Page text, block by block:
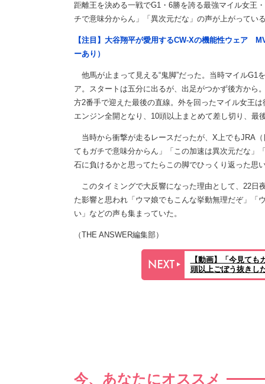
距離王を決める一戦でG1・6勝を誇る最強マイル女王
チで意味分からん」「異次元だな」の声が上がってい
【注目】大谷翔平が愛用するCW-Xの機能性ウェア
ーあり）
他馬が止まって見える“鬼脚”だった。当時マイルG1
ア。スタートは五分に出るが、出足がつかず後方から
方2番手で迎えた最後の直線。外を回ったマイル女王
エンジン全開となり、10頭以上まとめて差し切り、最
当時から衝撃が走るレースだったが、X上でもJRA
てもガチで意味分からん」「この加速は異次元だな
石に負けるかと思ってたらこの脚でひっくり返った思
このタイミングで大反響になった理由として、22日
た影響と思われ「ウマ娘でもこんな挙動無理だぞ」「
い」などの声も集まっていた。
（THE ANSWER編集部）
【動画】「今見て
頭以上ごぼう抜きし
今、あなたにオススメ